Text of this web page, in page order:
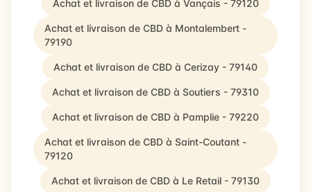
Achat et livraison de CBD à Vançais - 79120
Achat et livraison de CBD à Montalembert -
79190
Achat et livraison de CBD à Cerizay - 79140
Achat et livraison de CBD à Soutiers - 79310
Achat et livraison de CBD à Pamplie - 79220
Achat et livraison de CBD à Saint-Coutant -
79120
Achat et livraison de CBD à Le Retail - 79130